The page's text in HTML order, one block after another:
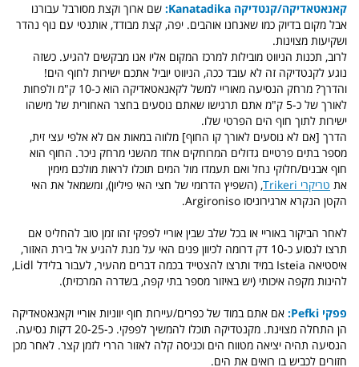
קאנאטאדיקה/קנטדיקה Kanatadika:
שם ארוך וקצת מסורבל עבורנו
אבל מקום בדיוק כמו שאנחנו אוהבים. יפה, קצת מבודד, אותנטי עם נוף נהדר
ושקיעות מצוינות.
לרוב, תכנות הניווט מובילות למרכז המקום אליו אנו מבקשים להגיע. כשזה
נוגע לקנטדיקה זה לא עובד ככה, הניווט יוביל אתכם ישירות לחוף הים!
והדרך? מרחק הנסיעה מאוריי למשל לקאנאטאדיקה הוא כ-10 ק"מ ולפחות
לאורך של כ-5 ק"מ אתם תרגישו שאתם נוסעים בחצר האחורית של מישהו
ישירות לתוך חוף הים הפרטי שלו.
הדרך [אם לא נוסעים לאורך קו החוף] מלווה במאות אם לא אלפי עצי זית,
מספר בתים פרטיים גדולים המרוחקים אחד מהשני מרחק ניכר. החוף הוא
חוף אבנים/חלוקי נחל ואם תעמדו מול המים תוכלו לראות מולכם מימין
את טריקרי Trikeri
, (השפיץ הדרומי של חצי האי פיליון), ומשמאל את האי
הקטן הנקרא ארגירוניסו Argironiso.
לאחר הביקור באוריי או בכל שלב שבין אוריי לפפקי זהו זמן טוב להחליט אם
תרצו
לנסוע כ-10 דק דרומה לכיוון פנים האי על מנת להגיע אל בירת האזור,
איסטיאה Isteia במיד ותרצו להצטייד בכמה דברים מהעיר, לעבור בלידל Lidl,
להינות מקפה איכותי (יש באיזור מספר בתי קפה, בשדרה המרכזית).
פפקי Pefki:
אם אתם במוד של כפרים/עיירות חוף יווניות אוריי וקאנאטאדיקה
הן התחלה מצוינת. מקנטדיקה תוכלו להמשיך לפפקי. כ-20-25 דקות נסיעה.
הנסיעה תהיה יציאה מטווח הים וכניסה קלה לאזור הררי לזמן קצר. לאחר מכן
חזורים לכביש בו רואים את הים.